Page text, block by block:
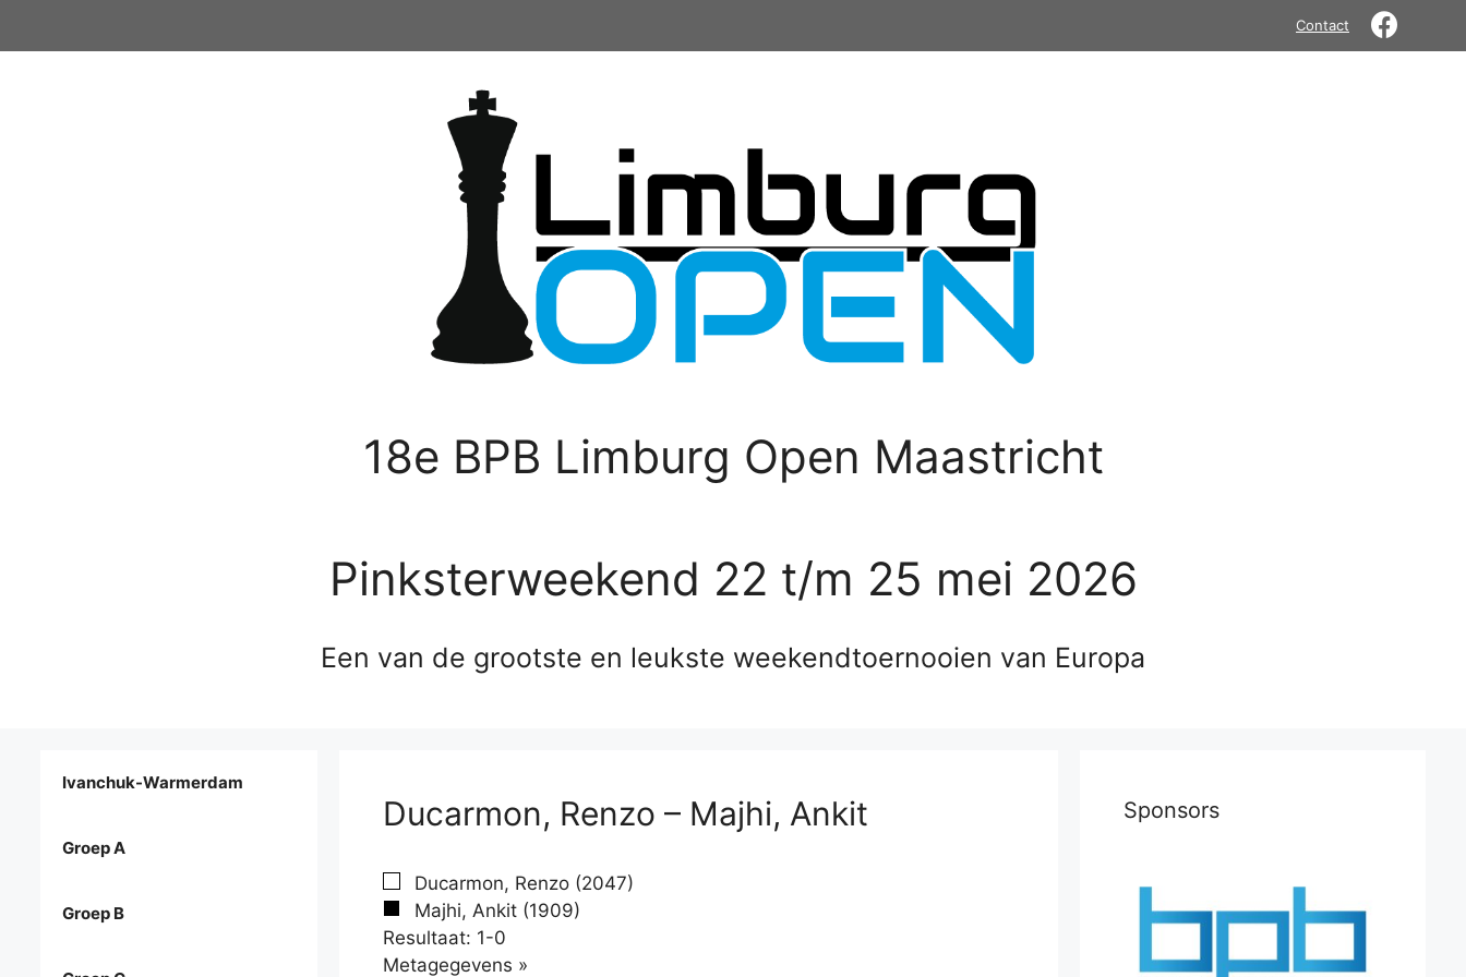
Contact
18e BPB Limburg Open Maastricht
Pinksterweekend 22 t/m 25 mei 2026
Een van de grootste en leukste weekendtoernooien van Europa
Ducarmon, Renzo – Majhi, Ankit
Ducarmon, Renzo (2047)
Majhi, Ankit (1909)
Resultaat: 1-0
Metagegevens »
Ivanchuk-Warmerdam
Groep A
Groep B
Sponsors